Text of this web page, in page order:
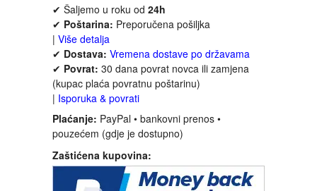
KLASICI
KNJIGE ZA DECU
KOMEDIJA
KRIMINALISTIČKI
KUVARI
✔ Šaljemo u roku od 24h
✔ Poštarina: Preporučena pošiljka
| Više detalja
✔ Dostava: Vremena dostave po državama
✔ Povrat: 30 dana povrat novca ili zamjena
(kupac plaća povratnu poštarinu)
| Isporuka & povrati
Plaćanje: PayPal • bankovni prenos •
pouzećem (gdje je dostupno)
Zaštićena kupovina: